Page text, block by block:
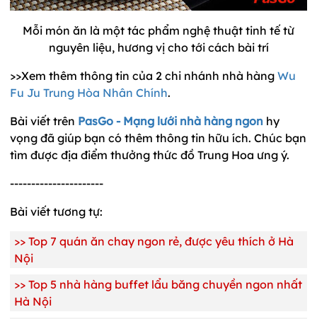
Mỗi món ăn là một tác phẩm nghệ thuật tinh tế từ
nguyên liệu, hương vị cho tới cách bài trí
>>Xem thêm thông tin của 2 chi nhánh nhà hàng Wu
Fu Ju Trung Hòa Nhân Chính.
Bài viết trên PasGo - Mạng lưới nhà hàng ngon hy
vọng đã giúp bạn có thêm thông tin hữu ích. Chúc bạn
tìm được địa điểm thưởng thức đồ Trung Hoa ưng ý.
----------------------
Bài viết tương tự:
>> Top 7 quán ăn chay ngon rẻ, được yêu thích ở Hà
Nội
>> Top 5 nhà hàng buffet lẩu băng chuyền ngon nhất
Hà Nội